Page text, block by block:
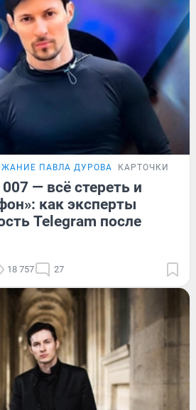
ПАВЛА ДУРОВА КАРТОЧКИ
— всё стереть и
как эксперты
Telegram после
18 757 27